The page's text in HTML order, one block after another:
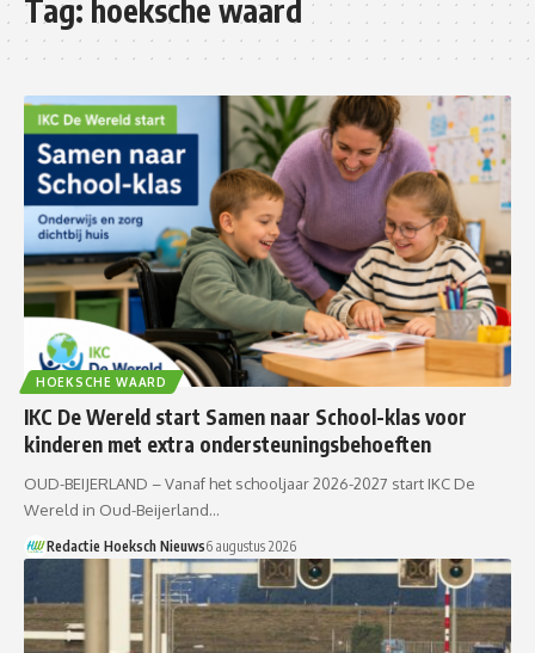
Tag: hoeksche waard
HOEKSCHE WAARD
IKC De Wereld start Samen naar School-klas voor
kinderen met extra ondersteuningsbehoeften
OUD-BEIJERLAND – Vanaf het schooljaar 2026-2027 start IKC De
Wereld in Oud-Beijerland…
Redactie Hoeksch Nieuws6 augustus 2026